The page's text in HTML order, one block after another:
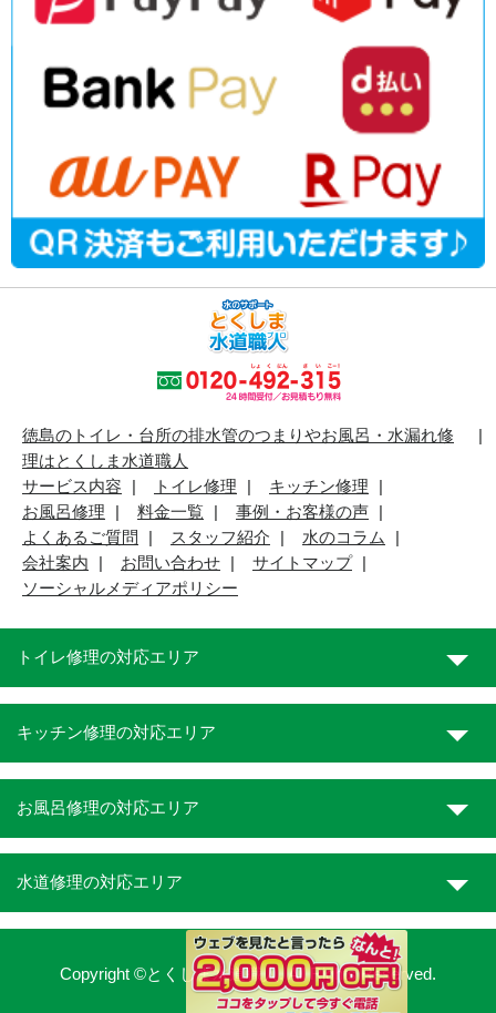
徳島のトイレ・台所の排水管のつまりやお風呂・水漏れ修
理はとくしま水道職人
サービス内容
トイレ修理
キッチン修理
お風呂修理
料金一覧
事例・お客様の声
よくあるご質問
スタッフ紹介
水のコラム
会社案内
お問い合わせ
サイトマップ
ソーシャルメディアポリシー
トイレ修理の対応エリア
キッチン修理の対応エリア
お風呂修理の対応エリア
水道修理の対応エリア
Copyright ©とくしま水道職人. All Rights Reserved.